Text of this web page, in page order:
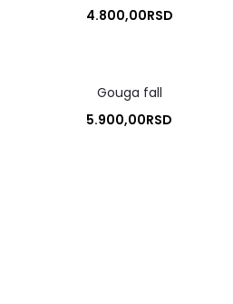
4.800,00RSD
Gouga fall
5.900,00RSD